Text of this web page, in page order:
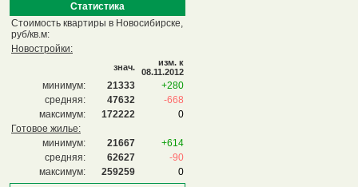
Статистика
Стоимость квартиры в Новосибирске,
руб/кв.м:
Новостройки:
знач.
изм. к
08.11.2012
минимум: 21333
+280
средняя:
47632
-668
максимум:
172222
0
Готовое жилье:
минимум:
21667
+614
средняя:
62627
-90
максимум:
259259
0